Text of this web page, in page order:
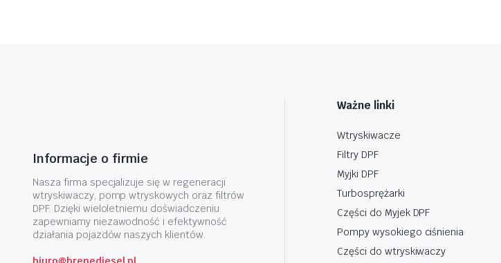
Informacje o firmie
Nasza firma specjalizuje się w regeneracji
wtryskiwaczy, pomp wtryskowych oraz filtrów
DPF. Dzięki wieloletniemu doświadczeniu
zapewniamy niezawodność i efektywność
działania pojazdów naszych klientów.
Ważne linki
Wtryskiwacze
Filtry DPF
Myjki DPF
Turbosprężarki
Części do Myjek DPF
Pompy wysokiego ciśnienia
Części do wtryskiwaczy